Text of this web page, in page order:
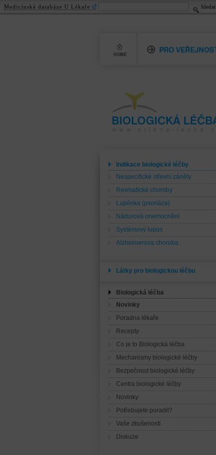
Biologická léčba
Indikace biologické léčby
Nespecifické střevní záněty
Revmatické choroby
Lupénka (psoriáza)
Nádorová onemocnění
Systémový lupus
Alzheimerova choroba
Látky pro biologickou léčbu
Biologická léčba
Novinky
Poradna lékaře
Recepty
Co je to Biologická léčba
Mechanismy biologické léčby
Bezpečnost biologické léčby
Centra biologické léčby
Novinky
Potřebujete poradit?
Vaše zkušenosti
Diskuze
Medicínská databáze U Lékaře hledat